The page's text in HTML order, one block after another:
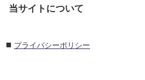
当サイトについて
■ プライバシーポリシー